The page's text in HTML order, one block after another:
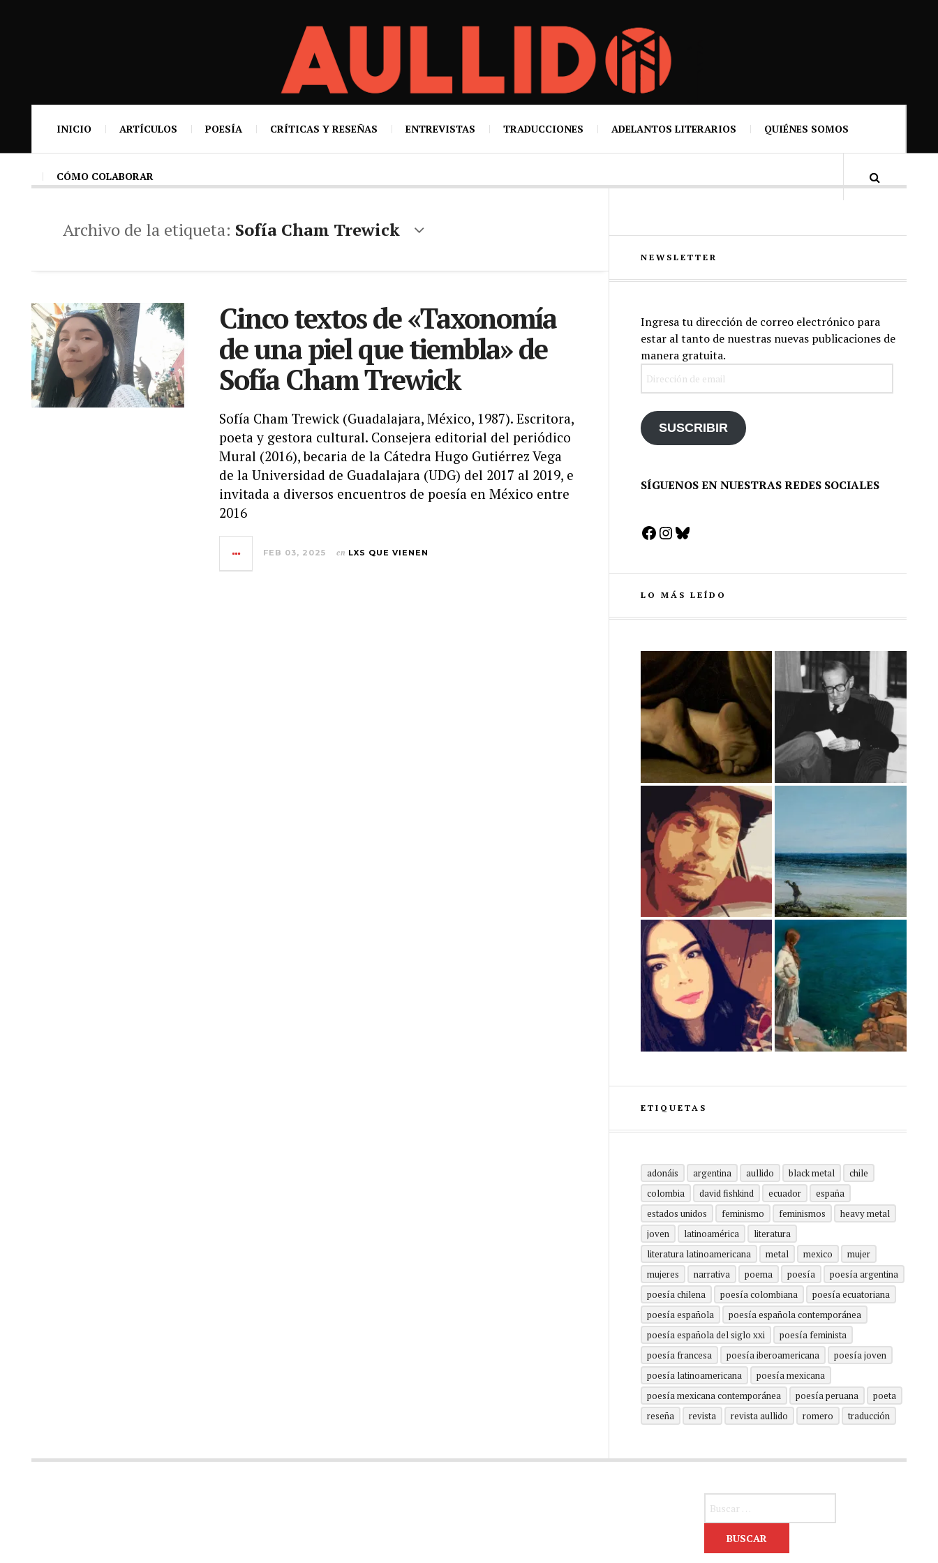
INICIO ARTÍCULOS POESÍA CRÍTICAS Y RESEÑAS ENTREVISTAS TRADUCCIONES ADELANTOS LITERARIOS QUIÉNES SOMOS
CÓMO COLABORAR
Archivo de la etiqueta: Sofía Cham Trewick
Cinco textos de «Taxonomía
de una piel que tiembla» de
Sofía Cham Trewick
Sofía Cham Trewick (Guadalajara, México, 1987). Escritora,
poeta y gestora cultural. Consejera editorial del periódico
Mural (2016), becaria de la Cátedra Hugo Gutiérrez Vega
de la Universidad de Guadalajara (UDG) del 2017 al 2019, e
invitada a diversos encuentros de poesía en México entre
2016
FEB 03, 2025 en LXS QUE VIENEN
NEWSLETTER
Ingresa tu dirección de correo electrónico para
estar al tanto de nuestras nuevas publicaciones de
manera gratuita.
SUSCRIBIR
SÍGUENOS EN NUESTRAS REDES SOCIALES
Facebook
Instagram
Bluesky
LO MÁS LEÍDO
ETIQUETAS
adonáis argentina aullido black metal
chile
colombia
david fishkind ecuador
españa
estados unidos
feminismo feminismos
heavy metal
joven
latinoamérica
literatura
literatura latinoamericana
metal mexico
mujer
mujeres
narrativa poema poesía
poesía argentina
poesía chilena
poesía colombiana
poesía ecuatoriana
poesía española
poesía española contemporánea
poesía española del siglo xxi
poesía feminista
poesía francesa
poesía iberoamericana
poesía joven
poesía latinoamericana
poesía mexicana
poesía mexicana contemporánea
poesía peruana
poeta
reseña
revista revista aullido romero traducción